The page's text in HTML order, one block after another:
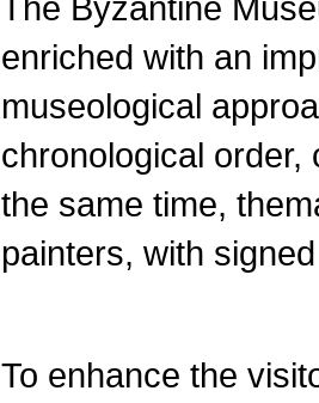
enriched with an
museological
chronological order,
the same time,
painters, with
To enhance the